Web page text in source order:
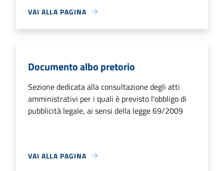
VAI ALLA PAGINA
Documento albo pretorio
Sezione dedicata alla consultazione degli atti
amministrativi per i quali è previsto l'obbligo di
pubblicità legale, ai sensi della legge 69/2009
VAI ALLA PAGINA